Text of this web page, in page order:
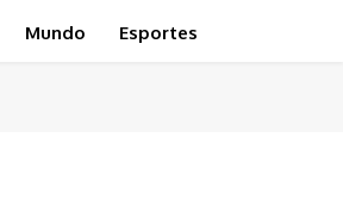
Mundo Esportes